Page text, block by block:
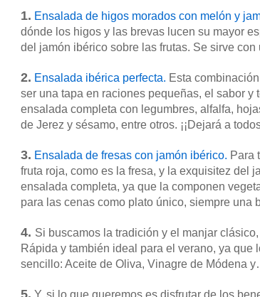
1. Ensalada de higos morados con melón y
dónde los higos y las brevas lucen su mayor
del jamón ibérico sobre las frutas. Se sirve con
2. Ensalada ibérica perfecta. Esta
ser una tapa en raciones pequeñas, el sabor
ensalada completa con legumbres, alfalfa,
de Jerez y sésamo, entre otros. ¡¡Dejará a
3. Ensalada de fresas con jamón ibérico. Para
fruta roja, como es la fresa, y la exquisitez del
ensalada completa, ya que la componen
para las cenas como plato único, siempre una
4. Si buscamos la tradición y el manjar
Rápida y también ideal para el verano, ya
sencillo: Aceite de Oliva, Vinagre de Módena
5. Y, si lo que queremos es disfrutar de los